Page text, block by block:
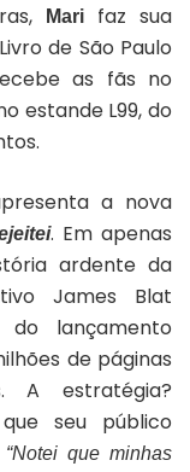
Mari
faz sua
de São Paulo
as fãs no
estande L99, do
a nova
. Em apenas
ardente da
James Blat
do lançamento
de páginas
A estratégia?
seu público
“Notei que minhas